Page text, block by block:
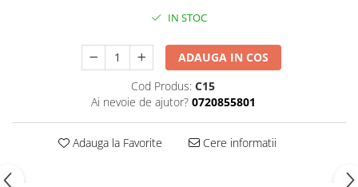
IN STOC
ADAUGA IN COS
Cod Produs: C15
Ai nevoie de ajutor? 0720855801
Adauga la Favorite Cere informatii